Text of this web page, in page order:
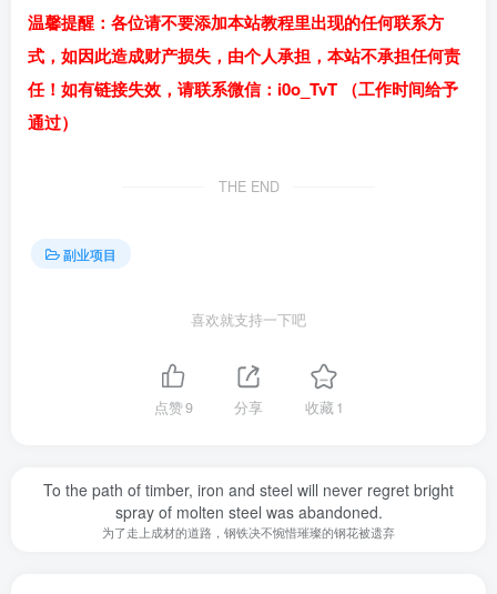
温馨提醒：各位请不要添加本站教程里出现的任何联系方
式，如因此造成财产损失，由个人承担，本站不承担任何责
任！如有链接失效，请联系微信：i0o_TvT （工作时间给予
通过）
THE END
副业项目
喜欢就支持一下吧
点赞9 分享 收藏1
To the path of timber, iron and steel will never regret bright
spray of molten steel was abandoned.
为了走上成材的道路，钢铁决不惋惜璀璨的钢花被遗弃